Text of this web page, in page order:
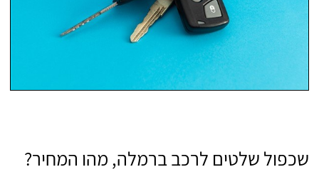
שכפול שלטים לרכב ברמלה, מהו המחיר?